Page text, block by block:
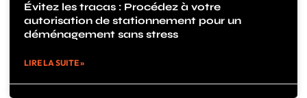
Évitez les tracas : Procédez à votre
autorisation de stationnement pour un
déménagement sans stress
LIRE LA SUITE »